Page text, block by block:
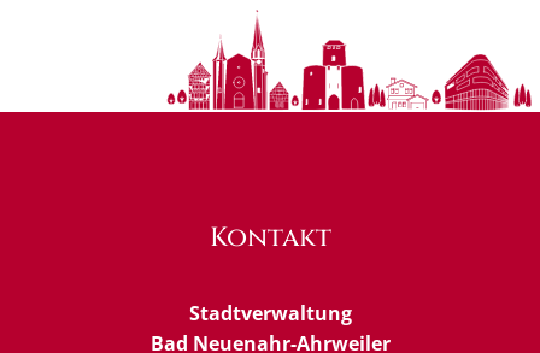
Kontakt
Stadtverwaltung
Bad Neuenahr-Ahrweiler